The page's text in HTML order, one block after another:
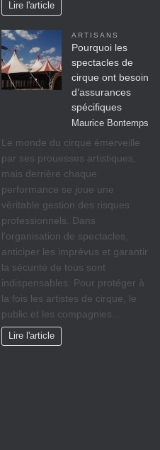
Lire l'article
ARTISANS
Pourquoi les
spectacles de
cirque ont besoin
d’assurances
spécifiques
Maurice Bontemps
Le monde du cirque émerveille
par ses prouesses artistiques,
mais derrière chaque
performance se joue une
véritable gestion des risques
professionnels. Dans
l’organisation de spectacles,
anticiper les imprévus et garantir
la sécurité de tous sont
indispensables. Pour protéger à
la fois les artistes de cirque, le
public et les compagnies…
Lire l'article